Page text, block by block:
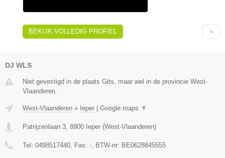
BEKIJK VOLLEDIG PROFIEL
DJ WLS
Niet gevestigd in de plaats Gits, maar wel in de provincie West-
Vlaanderen.
West-Vlaanderen » Ieper Google maps ▼
Patrijzenlaan 3, 8900 Ieper (West-Vlaanderen)
Tel: 0498517440, Fax: -, BTW-nr: BE0628845555